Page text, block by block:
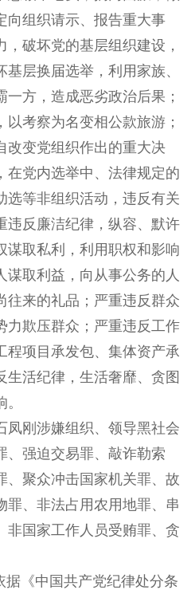
向组织请示、报告重大事
破坏党的基层组织建设，
层换届选举，利用家族、
方，造成恶劣政治后果；
考察为名变相公款旅游；
改变党组织作出的重大决
在党内选举中、法律规定的
选等非组织活动，违反有关
违反廉洁纪律，纵容、默许
谋取私利，利用职权和影响
谋取利益，向从事公务的人
往来的礼品；严重违反群众
力欺压群众；严重违反工作
程项目承发包、集体资产承
生活纪律，生活奢靡、贪图
刚涉嫌组织、领导黑社会
、强迫交易罪、敲诈勒索
、聚众冲击国家机关罪、故
罪、非法占用农用地罪、串
非国家工作人员受贿罪、贪
《中国共产党纪律处分条